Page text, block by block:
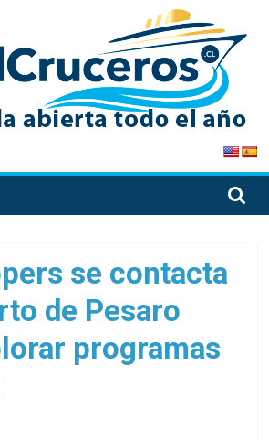
se contacta
de Pesaro
programas